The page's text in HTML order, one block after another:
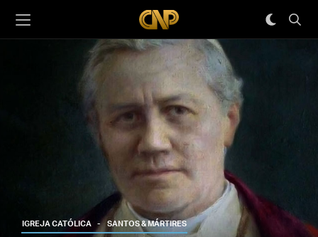
IGREJA CATÓLICA SANTOS & MÁRTIRES